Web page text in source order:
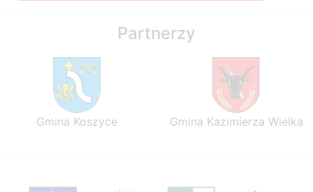
Partnerzy
Gmina Koszyce Gmina Kazimierza Wielka